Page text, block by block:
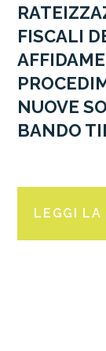
FISCALI
NUOVE
BANDO
LEGGI LA